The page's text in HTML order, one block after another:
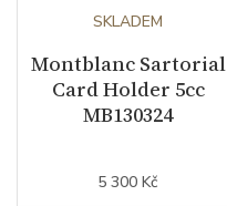
SKLADEM
Montblanc Sartorial
Card Holder 5cc
MB130324
5 300 Kč